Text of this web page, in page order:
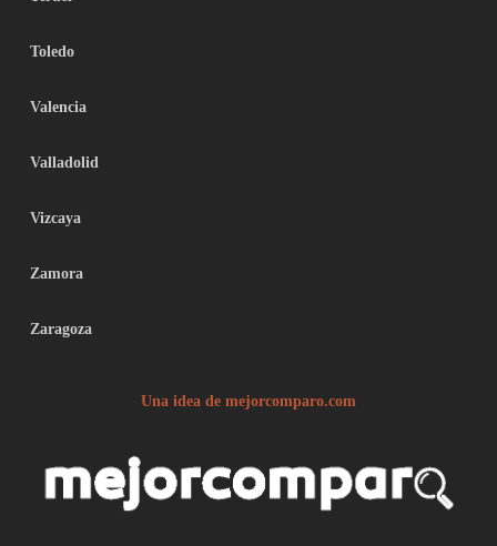
Toledo
Valencia
Valladolid
Vizcaya
Zamora
Zaragoza
Una idea de mejorcomparo.com